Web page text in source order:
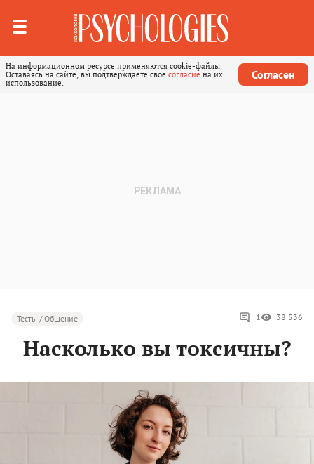
На информационном ресурсе применяются cookie-файлы.
Оставаясь на сайте, вы подтверждаете свое согласие на их
использование.
Согласен
Тесты / Общение 1 38 536
Насколько вы токсичны?